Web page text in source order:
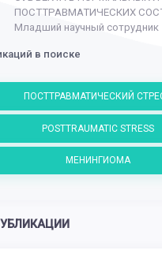
ПОСТТРАВМАТИЧЕСКИХ
Младший научный сотрудник
в поиске
ПОСТТРАВМАТИЧЕСКИЙ
POSTTRAUMATIC STRESS
МЕНИНГИОМА